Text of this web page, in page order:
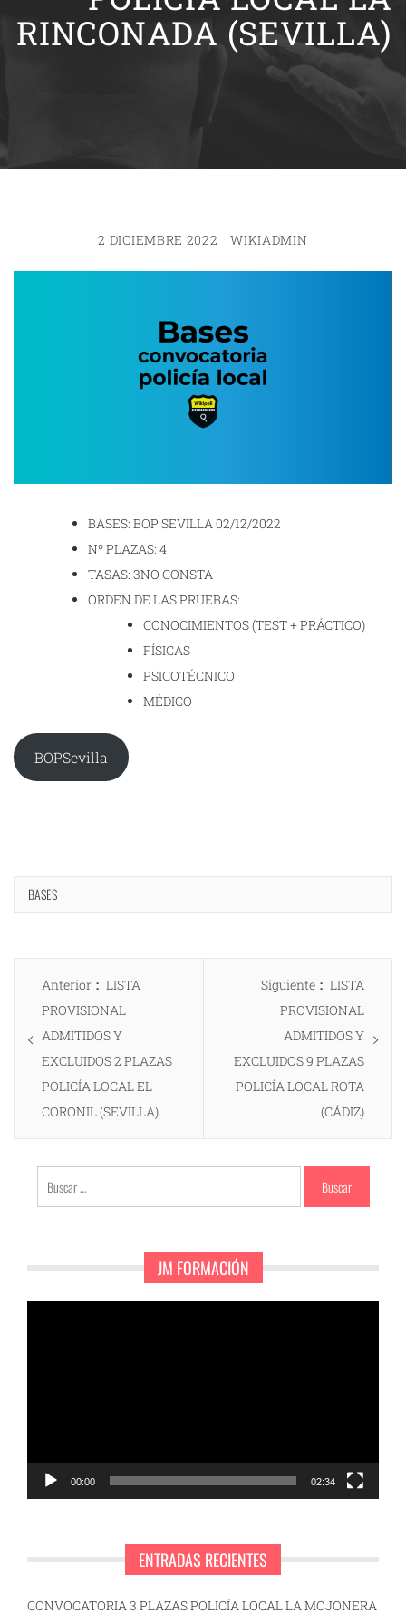
RINCONADA (SEVILLA)
2 DICIEMBRE 2022 WIKIADMIN
BASES: BOP SEVILLA 02/12/2022
Nº PLAZAS: 4
TASAS: 3NO CONSTA
ORDEN DE LAS PRUEBAS:
CONOCIMIENTOS (TEST + PRÁCTICO)
FÍSICAS
PSICOTÉCNICO
MÉDICO
BOPSevilla
BASES
Navegación
entradas
Anterior
Entrada
anterior:
LISTA
PROVISIONAL
ADMITIDOS Y
EXCLUIDOS 2 PLAZAS
POLICÍA LOCAL EL
CORONIL (SEVILLA)
Siguiente
Entrada
siguiente:
LISTA
PROVISIONAL
ADMITIDOS Y
EXCLUIDOS 9 PLAZAS
POLICÍA LOCAL ROTA
(CÁDIZ)
Buscar:
JM FORMACIÓN
00:00 02:34
ENTRADAS RECIENTES
CONVOCATORIA 3 PLAZAS POLICÍA LOCAL LA MOJONERA